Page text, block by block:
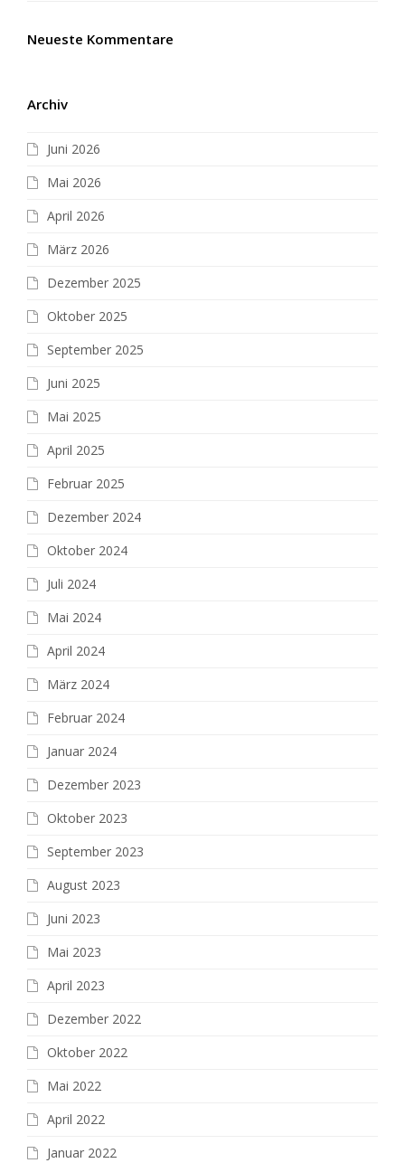
Neueste Kommentare
Archiv
Juni 2026
Mai 2026
April 2026
März 2026
Dezember 2025
Oktober 2025
September 2025
Juni 2025
Mai 2025
April 2025
Februar 2025
Dezember 2024
Oktober 2024
Juli 2024
Mai 2024
April 2024
März 2024
Februar 2024
Januar 2024
Dezember 2023
Oktober 2023
September 2023
August 2023
Juni 2023
Mai 2023
April 2023
Dezember 2022
Oktober 2022
Mai 2022
April 2022
Januar 2022